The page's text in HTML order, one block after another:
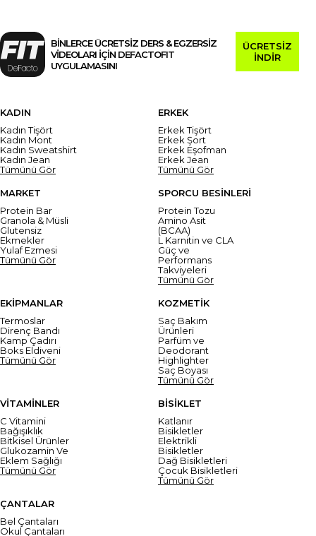
BİNLERCE ÜCRETSİZ DERS & EGZERSİZ
VİDEOLARI İÇİN DEFACTOFIT
UYGULAMASINI
ÜCRETSİZ
İNDİR
KADIN
Kadın Tişört
Kadın Mont
Kadın Sweatshirt
Kadın Jean
Tümünü Gör
ERKEK
Erkek Tişört
Erkek Şort
Erkek Eşofman
Erkek Jean
Tümünü Gör
MARKET
Protein Bar
Granola & Müsli
Glutensiz
Ekmekler
Yulaf Ezmesi
Tümünü Gör
SPORCU BESİNLERİ
Protein Tozu
Amino Asit
(BCAA)
L Karnitin ve CLA
Güç ve
Performans
Takviyeleri
Tümünü Gör
EKİPMANLAR
Termoslar
Direnç Bandı
Kamp Çadırı
Boks Eldiveni
Tümünü Gör
KOZMETİK
Saç Bakım
Ürünleri
Parfüm ve
Deodorant
Highlighter
Saç Boyası
Tümünü Gör
VİTAMİNLER
C Vitamini
Bağışıklık
Bitkisel Ürünler
Glukozamin Ve
Eklem Sağlığı
Tümünü Gör
BİSİKLET
Katlanır
Bisikletler
Elektrikli
Bisikletler
Dağ Bisikletleri
Çocuk Bisikletleri
Tümünü Gör
ÇANTALAR
Bel Çantaları
Okul Çantaları